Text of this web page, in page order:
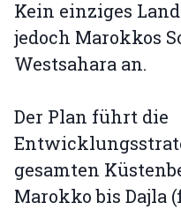
Kein einziges
jedoch Marokkos
Westsahara an.
Der Plan führt die
gesamten
Marokko bis Dajla